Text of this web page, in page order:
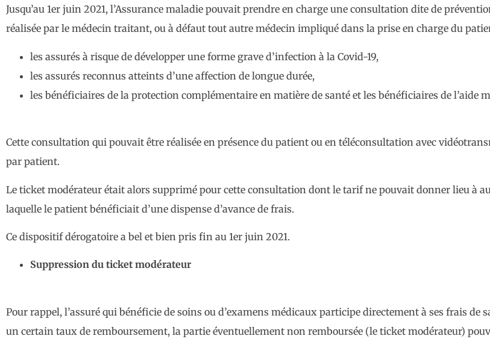
Jusqu’au 1er juin 2021, l’Assurance maladie pouvait prendre en charge une consultation dite de
réalisée par le médecin traitant, ou à défaut tout autre médecin impliqué dans la prise en charge du
les assurés à risque de développer une forme grave d’infection à la Covid-19,
les assurés reconnus atteints d’une affection de longue durée,
les bénéficiaires de la protection complémentaire en matière de santé et les bénéficiaires de l’aide
Cette consultation qui pouvait être réalisée en présence du patient ou en téléconsultation avec
par patient.
Le ticket modérateur était alors supprimé pour cette consultation dont le tarif ne pouvait donner lieu à
laquelle le patient bénéficiait d’une dispense d’avance de frais.
Ce dispositif dérogatoire a bel et bien pris fin au 1er juin 2021.
Suppression du ticket modérateur
Pour rappel, l’assuré qui bénéficie de soins ou d’examens médicaux participe directement à ses frais de
un certain taux de remboursement, la partie éventuellement non remboursée (le ticket modérateur)